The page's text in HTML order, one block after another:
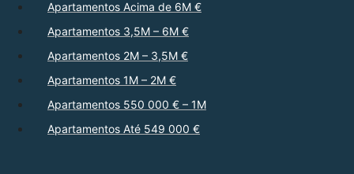
Apartamentos Acima de 6M €
Apartamentos 3,5M – 6M €
Apartamentos 2M – 3,5M €
Apartamentos 1M – 2M €
Apartamentos 550 000 € – 1M
Apartamentos Até 549 000 €